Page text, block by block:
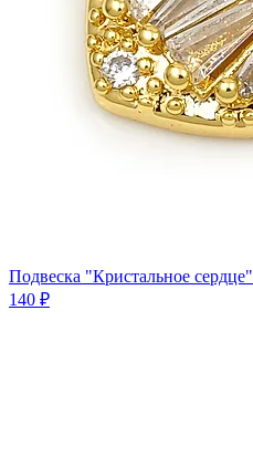
Подвеска "Кристальное сердце"
140 ₽